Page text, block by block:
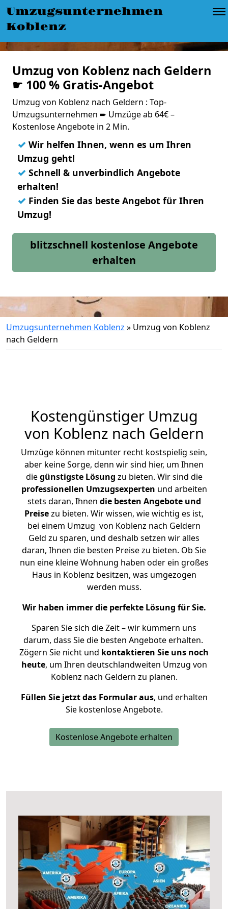
Umzugsunternehmen
Koblenz
Umzug von Koblenz nach Geldern
☛ 100 % Gratis-Angebot
Umzug von Koblenz nach Geldern : Top-
Umzugsunternehmen ➨ Umzüge ab 64€ –
Kostenlose Angebote in 2 Min.
✓ Wir helfen Ihnen, wenn es um Ihren
Umzug geht!
✓ Schnell & unverbindlich Angebote
erhalten!
✓ Finden Sie das beste Angebot für Ihren
Umzug!
blitzschnell kostenlose Angebote
erhalten
Umzugsunternehmen Koblenz » Umzug von Koblenz
nach Geldern
Kostengünstiger Umzug
von Koblenz nach Geldern
Umzüge können mitunter recht kostspielig sein,
aber keine Sorge, denn wir sind hier, um Ihnen
diegünstigste Lösung zu bieten. Wir sind die
professionellen Umzugsexperten und arbeiten
stets daran, Ihnen die besten Angebote und
Preisezu bieten. Wir wissen, wie wichtig es ist,
bei einem Umzug von Koblenz nach Geldern
Geld zu sparen, und deshalb setzen wir alles
daran, Ihnen die besten Preise zu bieten. Ob Sie
nun eine kleine Wohnung haben oder ein großes
Haus in Koblenz besitzen, was umgezogen
werden muss.
Wir haben immer die perfekte Lösung für Sie.
Sparen Sie sich die Zeit – wir kümmern uns
darum, dass Sie die besten Angebote erhalten.
Zögern Sie nicht und kontaktieren Sie uns noch
heute, um Ihren deutschlandweiten Umzug von
Koblenz nach Geldern zu planen.
Füllen Sie jetzt das Formular aus, und erhalten
Sie kostenlose Angebote.
Kostenlose Angebote erhalten